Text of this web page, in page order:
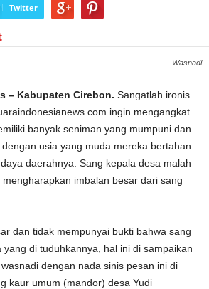
Twitter
Wasnadi
– Kabupaten Cirebon. Sangatlah ironis
ingin mengangkat
banyak seniman yang mumpuni dan
usia yang muda mereka bertahan
daerahnya. Sang kepala desa malah
imbalan besar dari sang
dan tidak mempunyai bukti bahwa sang
yang di tuduhkannya, hal ini di sampaikan
dengan nada sinis pesan ini di
kaur umum (mandor) desa Yudi